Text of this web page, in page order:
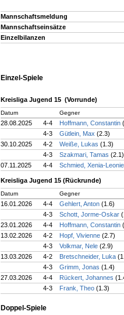
Mannschaftsmeldung
Mannschaftseinsätze
Einzelbilanzen
Einzel-Spiele
Kreisliga Jugend 15 (Vorrunde)
Datum Gegner
28.08.2025 4-4 Hoffmann, Constantin
4-3
Gütlein, Max (2.3)
30.10.2025
4-2 Weiße, Lukas (1.3)
4-3
Szakmari, Tamas (2.1)
07.11.2025
4-4 Schmied, Xenia-Leonie
Kreisliga Jugend 15 (Rückrunde)
Datum Gegner
16.01.2026 4-4 Gehlert, Anton (1.6)
4-3
Schott, Jorme-Oskar
23.01.2026
4-4 Hoffmann, Constantin
13.02.2026
4-2 Hopf, Vivienne (2.7)
4-3
Volkmar, Nele (2.9)
13.03.2026
4-2 Bretschneider, Luka
4-3
Grimm, Jonas (1.4)
27.03.2026
4-4 Rückert, Johannes
4-3
Frank, Theo (1.3)
Doppel-Spiele